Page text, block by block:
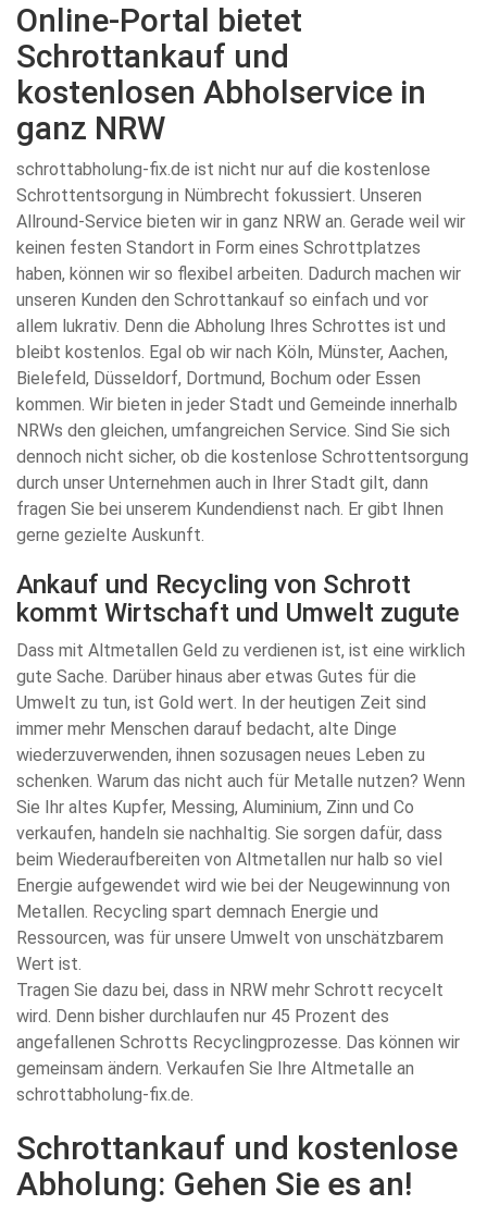
Online-Portal bietet
Schrottankauf und
kostenlosen Abholservice in
ganz NRW
schrottabholung-fix.de ist nicht nur auf die kostenlose
Schrottentsorgung in Nümbrecht fokussiert. Unseren
Allround-Service bieten wir in ganz NRW an. Gerade weil wir
keinen festen Standort in Form eines Schrottplatzes
haben, können wir so flexibel arbeiten. Dadurch machen wir
unseren Kunden den Schrottankauf so einfach und vor
allem lukrativ. Denn die Abholung Ihres Schrottes ist und
bleibt kostenlos. Egal ob wir nach Köln, Münster, Aachen,
Bielefeld, Düsseldorf, Dortmund, Bochum oder Essen
kommen. Wir bieten in jeder Stadt und Gemeinde innerhalb
NRWs den gleichen, umfangreichen Service. Sind Sie sich
dennoch nicht sicher, ob die kostenlose Schrottentsorgung
durch unser Unternehmen auch in Ihrer Stadt gilt, dann
fragen Sie bei unserem Kundendienst nach. Er gibt Ihnen
gerne gezielte Auskunft.
Ankauf und Recycling von Schrott
kommt Wirtschaft und Umwelt zugute
Dass mit Altmetallen Geld zu verdienen ist, ist eine wirklich
gute Sache. Darüber hinaus aber etwas Gutes für die
Umwelt zu tun, ist Gold wert. In der heutigen Zeit sind
immer mehr Menschen darauf bedacht, alte Dinge
wiederzuverwenden, ihnen sozusagen neues Leben zu
schenken. Warum das nicht auch für Metalle nutzen? Wenn
Sie Ihr altes Kupfer, Messing, Aluminium, Zinn und Co
verkaufen, handeln sie nachhaltig. Sie sorgen dafür, dass
beim Wiederaufbereiten von Altmetallen nur halb so viel
Energie aufgewendet wird wie bei der Neugewinnung von
Metallen. Recycling spart demnach Energie und
Ressourcen, was für unsere Umwelt von unschätzbarem
Wert ist.
Tragen Sie dazu bei, dass in NRW mehr Schrott recycelt
wird. Denn bisher durchlaufen nur 45 Prozent des
angefallenen Schrotts Recyclingprozesse. Das können wir
gemeinsam ändern. Verkaufen Sie Ihre Altmetalle an
schrottabholung-fix.de.
Schrottankauf und kostenlose
Abholung: Gehen Sie es an!